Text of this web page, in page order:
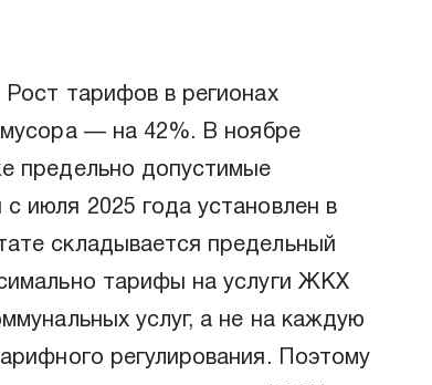
Рост тарифов в регионах
мусора — на 42%. В ноябре
предельно допустимые
июля 2025 года установлен в
складывается предельный
тарифы на услуги ЖКХ
услуг, а не на каждую
регулирования. Поэтому